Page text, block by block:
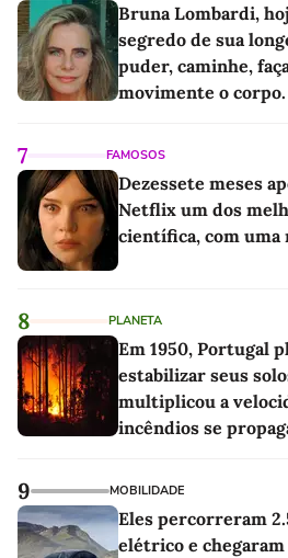
Bruna Lombardi,
segredo de sua
puder, caminhe,
movimente o
7 FAMOSOS
Dezessete meses
Netflix um dos
científica, com uma
8 PLANETA
Em 1950, Portugal
estabilizar seus
multiplicou a
incêndios se
9 MOBILIDADE
Eles percorreram
elétrico e chegaram